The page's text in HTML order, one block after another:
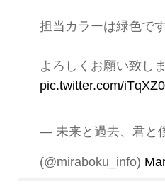
担当カラーは緑色で
よろしくお願い致し
pic.twitter.com/
— 未来と過去、君と
(@miraboku_info)